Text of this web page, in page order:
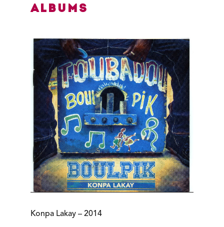
Albums
Konpa Lakay – 2014